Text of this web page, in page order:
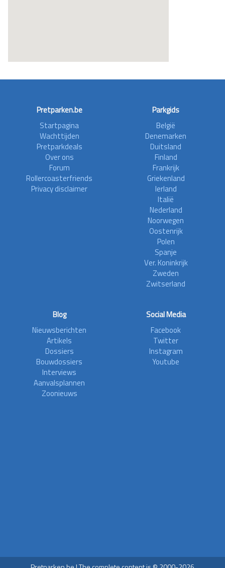
Pretparken.be
Startpagina
Wachttijden
Pretparkdeals
Over ons
Forum
Rollercoasterfriends
Privacy disclaimer
Parkgids
België
Denemarken
Duitsland
Finland
Frankrijk
Griekenland
Ierland
Italië
Nederland
Noorwegen
Oostenrijk
Polen
Spanje
Ver. Koninkrijk
Zweden
Zwitserland
Blog
Nieuwsberichten
Artikels
Dossiers
Bouwdossiers
Interviews
Aanvalsplannen
Zoonieuws
Social Media
Facebook
Twitter
Instagram
Youtube